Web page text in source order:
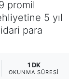
promil
5 yıl
para
1 DK
OKUNMA SÜRESI